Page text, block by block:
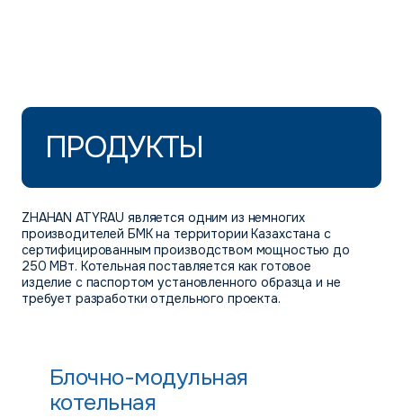
ПРОДУКТЫ
ZHAHAN ATYRAU является одним из немногих
производителей БМК на территории Казахстана с
сертифицированным производством мощностью до
250 МВт. Котельная поставляется как готовое
изделие с паспортом установленного образца и не
требует разработки отдельного проекта.
Блочно-модульная
котельная